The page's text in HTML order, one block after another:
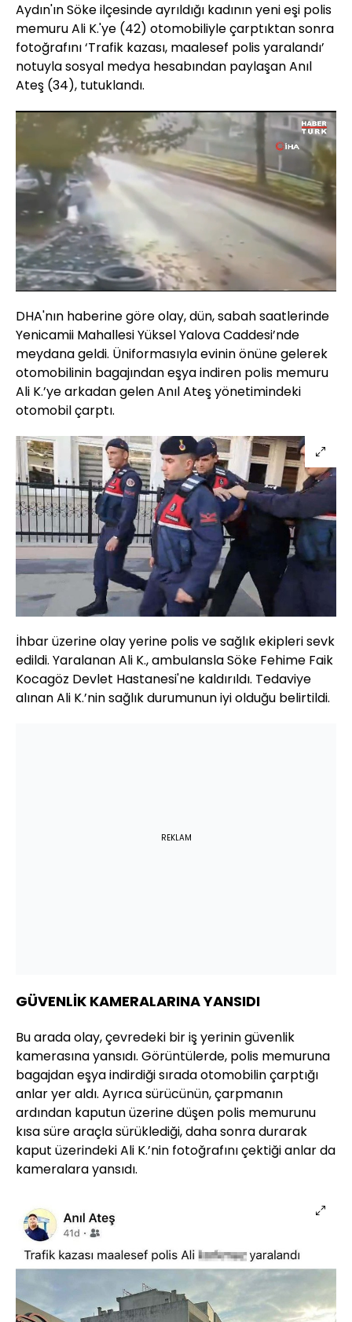
Aydın'ın Söke ilçesinde ayrıldığı kadının yeni eşi polis
memuru Ali K.'ye (42) otomobiliyle çarptıktan sonra
fotoğrafını ‘Trafik kazası, maalesef polis yaralandı’
notuyla sosyal medya hesabından paylaşan Anıl
Ateş (34), tutuklandı.
Sesi
Aç
Yüklendi:
56.03%
Oynatma
Hızı
DHA'nın haberine göre olay, dün, sabah saatlerinde
Yenicamii Mahallesi Yüksel Yalova Caddesi’nde
meydana geldi. Üniformasıyla evinin önüne gelerek
otomobilinin bagajından eşya indiren polis memuru
Ali K.’ye arkadan gelen Anıl Ateş yönetimindeki
otomobil çarptı.
İhbar üzerine olay yerine polis ve sağlık ekipleri sevk
edildi. Yaralanan Ali K., ambulansla Söke Fehime Faik
Kocagöz Devlet Hastanesi'ne kaldırıldı. Tedaviye
alınan Ali K.’nin sağlık durumunun iyi olduğu belirtildi.
REKLAM
GÜVENLİK KAMERALARINA YANSIDI
Bu arada olay, çevredeki bir iş yerinin güvenlik
kamerasına yansıdı. Görüntülerde, polis memuruna
bagajdan eşya indirdiği sırada otomobilin çarptığı
anlar yer aldı. Ayrıca sürücünün, çarpmanın
ardından kaputun üzerine düşen polis memurunu
kısa süre araçla sürüklediği, daha sonra durarak
kaput üzerindeki Ali K.’nin fotoğrafını çektiği anlar da
kameralara yansıdı.